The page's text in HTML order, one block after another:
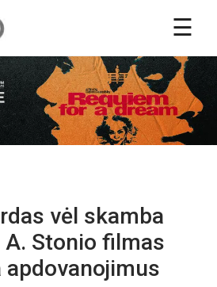
vėl skamba
A. Stonio filmas